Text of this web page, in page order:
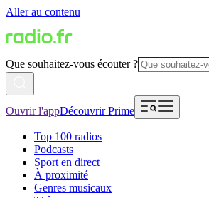
Aller au contenu
Que souhaitez-vous écouter ?
Ouvrir l'appDécouvrir Prime
Top 100 radios
Podcasts
Sport en direct
À proximité
Genres musicaux